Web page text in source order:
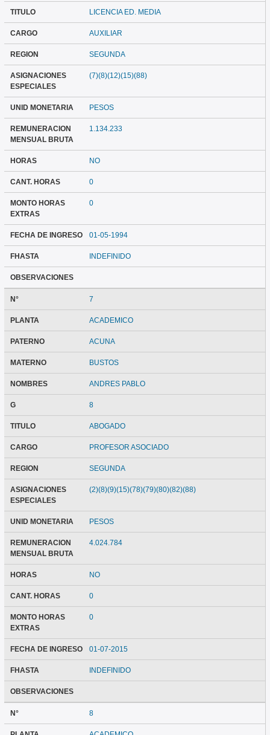
TITULO LICENCIA ED. MEDIA
CARGO AUXILIAR
REGION SEGUNDA
ASIGNACIONES
ESPECIALES
(7)(8)(12)(15)(88)
UNID MONETARIA PESOS
REMUNERACION
MENSUAL BRUTA
1.134.233
HORAS NO
CANT. HORAS 0
MONTO HORAS
EXTRAS
0
FECHA DE INGRESO 01-05-1994
FHASTA INDEFINIDO
OBSERVACIONES
N° 7
PLANTA ACADEMICO
PATERNO ACUNA
MATERNO BUSTOS
NOMBRES ANDRES PABLO
G 8
TITULO ABOGADO
CARGO PROFESOR ASOCIADO
REGION SEGUNDA
ASIGNACIONES
ESPECIALES
(2)(8)(9)(15)(78)(79)(80)(82)(88)
UNID MONETARIA PESOS
REMUNERACION
MENSUAL BRUTA
4.024.784
HORAS NO
CANT. HORAS 0
MONTO HORAS
EXTRAS
0
FECHA DE INGRESO 01-07-2015
FHASTA INDEFINIDO
OBSERVACIONES
N° 8